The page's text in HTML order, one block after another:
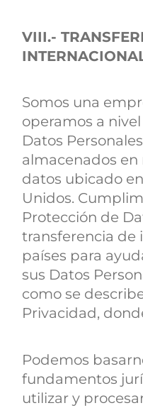
VIII.-
Somos una
operamos a
Datos
almacenados
datos ubicado
Unidos.
Protección de
transferencia de
países para
sus Datos
como se
Privacidad,
Podemos
fundamentos
utilizar y